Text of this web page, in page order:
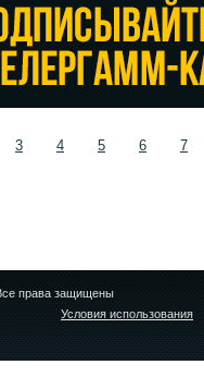
3 4 5 6 7
права защищены
Условия использования